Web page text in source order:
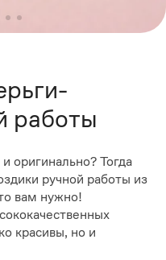
работы
оригинально? Тогда
ручной работы из
вам нужно!
красивы, но и